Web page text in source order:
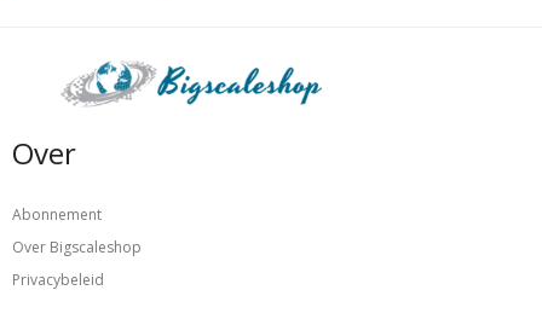
Over
Abonnement
Over Bigscaleshop
Privacybeleid